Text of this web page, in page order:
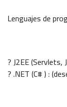
Lenguajes de
? J2EE
? .NET (C# ) :